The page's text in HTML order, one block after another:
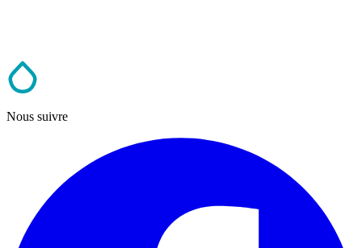
Nous suivre